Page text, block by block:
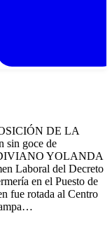
DE LA
sin goce de
YOLANDA
Laboral del Decreto
en el Puesto de
fue rotada al Centro